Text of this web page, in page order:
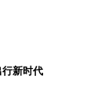
新时代